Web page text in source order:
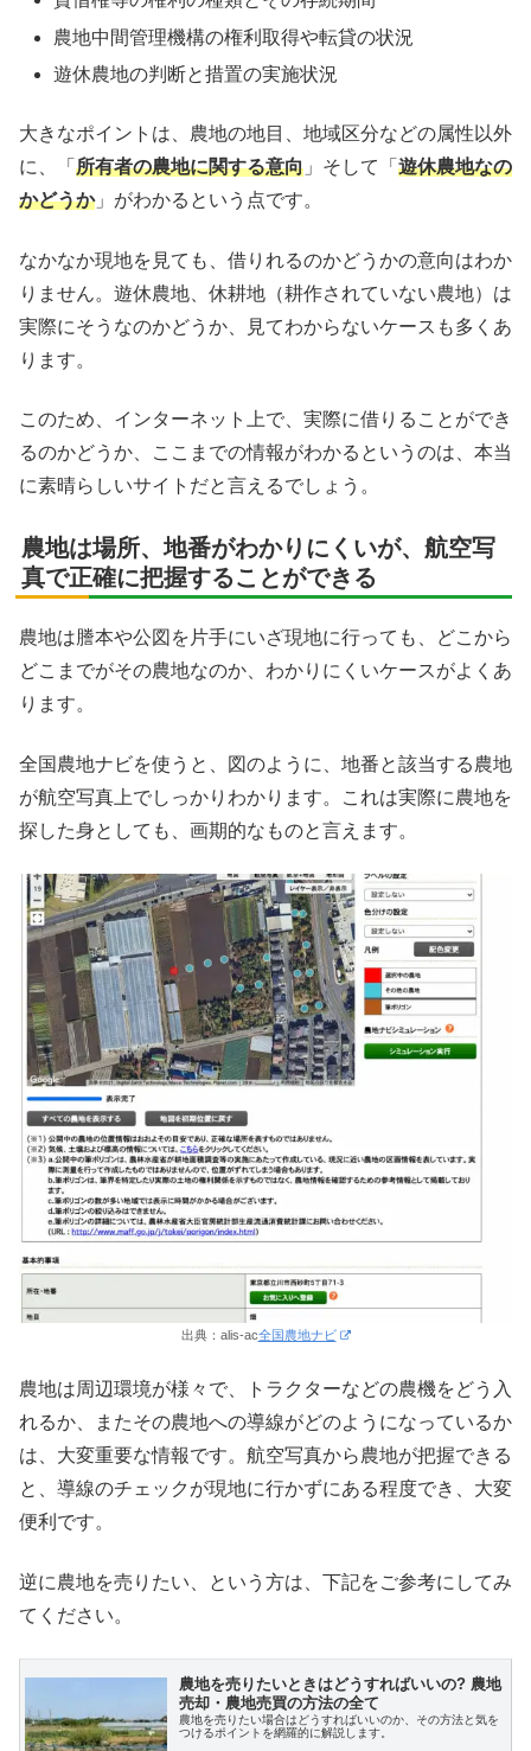
農地中間管理機構の権利取得や転貸の状況
遊休農地の判断と措置の実施状況
大きなポイントは、農地の地目、地域区分などの属性以外
に、「 所有者の農地に関する意向 」そして「 遊休農地なの
かどうか」がわかるという点です。
なかなか現地を見ても、借りれるのかどうかの意向はわか
りません。遊休農地、休耕地（耕作されていない農地）は
実際にそうなのかどうか、見てわからないケースも多くあ
ります。
このため、インターネット上で、実際に借りることができ
るのかどうか、ここまでの情報がわかるというのは、本当
に素晴らしいサイトだと言えるでしょう。
農地は場所、地番がわかりにくいが、航空写
真で正確に把握することができる
農地は謄本や公図を片手にいざ現地に行っても、どこから
どこまでがその農地なのか、わかりにくいケースがよくあ
ります。
全国農地ナビを使うと、図のように、地番と該当する農地
が航空写真上でしっかりわかります。これは実際に農地を
探した身としても、画期的なものと言えます。
出典：alis-ac全国農地ナビ
農地は周辺環境が様々で、トラクターなどの農機をどう入
れるか、またその農地への導線がどのようになっているか
は、大変重要な情報です。航空写真から農地が把握できる
と、導線のチェックが現地に行かずにある程度でき、大変
便利です。
逆に農地を売りたい、という方は、下記をご参考にしてみ
てください。
農地を売りたいときはどうすればいいの? 農地
売却・農地売買の方法の全て
農地を売りたい場合はどうすればいいのか、その方法と気を
つけるポイントを網羅的に解説します。